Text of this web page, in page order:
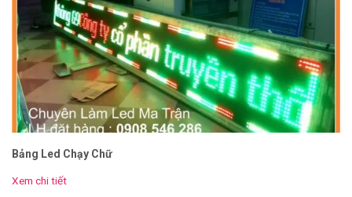
Bảng Led Chạy Chữ
Xem chi tiết